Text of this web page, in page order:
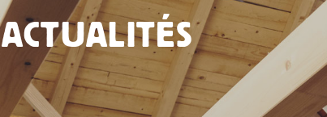
ACTUALITÉS